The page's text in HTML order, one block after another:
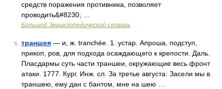
средств поражения противника, позволяет
проводить&#8230; …
Большой Энциклопедический словарь
5 траншея — и, ж. tranchée. 1. устар. Апроша, подступ,
прикоп, ров, для подхода осаждающего к крепости. Даль.
Пласдармы суть части траншеи, окружающие весь фронт
атаки. 1777. Кург. Инж. сл. За третье августа: Засели мы в
траншею, ему дан с бантом, мне на шею …